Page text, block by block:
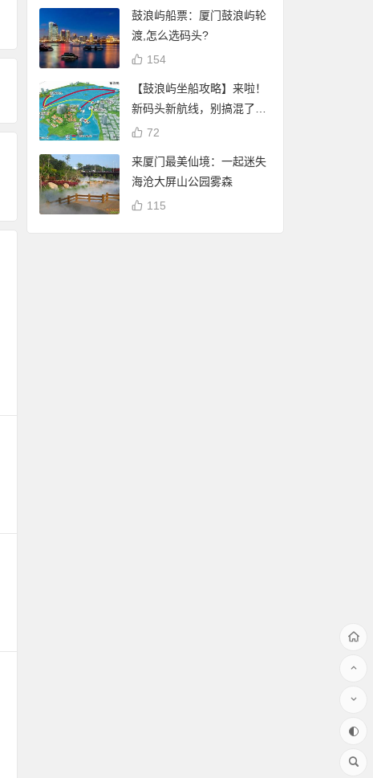
门八市买海鲜 将于杏
林202大排档录制节
自行车骑行
鼓浪屿船票：厦门鼓浪屿轮
渡,怎么选码头?
154
【鼓浪屿坐船攻略】来啦！
新码头新航线，别搞混了
哦！72
来厦门最美仙境：一起迷失
海沧大屏山公园雾森
115